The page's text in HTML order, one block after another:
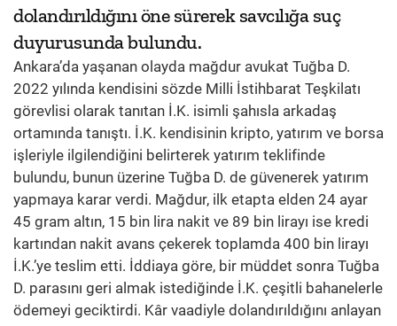
dolandırıldığını öne sürerek savcılığa suç
duyurusunda bulundu.
Ankara’da yaşanan olayda mağdur avukat Tuğba D.
2022 yılında kendisini sözde Milli İstihbarat Teşkilatı
görevlisi olarak tanıtan İ.K. isimli şahısla arkadaş
ortamında tanıştı. İ.K. kendisinin kripto, yatırım ve borsa
işleriyle ilgilendiğini belirterek yatırım teklifinde
bulundu, bunun üzerine Tuğba D. de güvenerek yatırım
yapmaya karar verdi. Mağdur, ilk etapta elden 24 ayar
45 gram altın, 15 bin lira nakit ve 89 bin lirayı ise kredi
kartından nakit avans çekerek toplamda 400 bin lirayı
İ.K.’ye teslim etti. İddiaya göre, bir müddet sonra Tuğba
D. parasını geri almak istediğinde İ.K. çeşitli bahanelerle
ödemeyi geciktirdi. Kâr vaadiyle dolandırıldığını anlayan